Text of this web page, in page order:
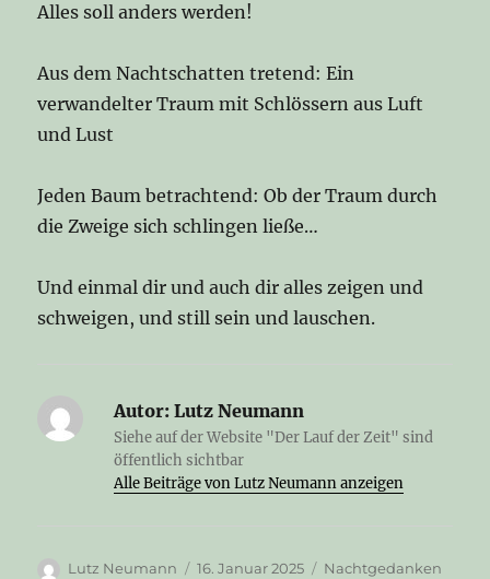
Alles soll anders werden!
Aus dem Nachtschatten tretend: Ein
verwandelter Traum mit Schlössern aus Luft
und Lust
Jeden Baum betrachtend: Ob der Traum durch
die Zweige sich schlingen ließe…
Und einmal dir und auch dir alles zeigen und
schweigen, und still sein und lauschen.
Autor: Lutz Neumann
Siehe auf der Website "Der Lauf der Zeit" sind
öffentlich sichtbar
Alle Beiträge von Lutz Neumann anzeigen
Autor
Lutz Neumann
Veröffentlicht
16. Januar 2025 Kategorien
Nachtgedanken